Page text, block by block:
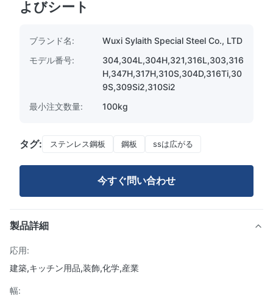
よびシート
ブランド名:
Wuxi Sylaith Special Steel Co., LTD
モデル番号:
304,304L,304H,321,316L,303,316
H,347H,317H,310S,304D,316Ti,30
9S,309Si2,310Si2
最小注文数量:
100kg
タグ: ステンレス鋼板 鋼板 ssは広がる
今すぐ問い合わせ
製品詳細
応用:
建築,キッチン用品,装飾,化学,産業
幅: